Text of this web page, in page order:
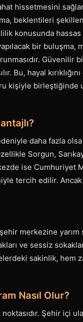
hissetmesini
beklentileri
konusunda hassas
bir buluşma,
Güvenilir
Bu, hayal
kişiyle birleştiğinde
daha fazla olsa
Sorgun,
ise Cumhuriyet
tercih edilir.
merkezine yarım
ve sessiz
sakinlik, hem
Nasıl Olur?
Şehir içi